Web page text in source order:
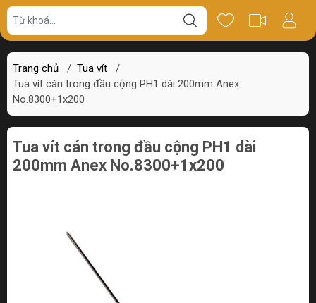
Trang chủ / Tua vít
/
Tua vít cán trong đầu cộng PH1 dài 200mm Anex
No.8300+1x200
Giá bán Thông số Review
Tua vít cán trong đầu cộng PH1 dài
200mm Anex No.8300+1x200